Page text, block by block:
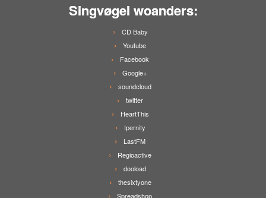
Singvøgel woanders:
CD Baby
Youtube
Facebook
Google+
soundcloud
twitter
HeartThis
Ipernity
LastFM
Regioactive
dooload
thesixtyone
Spreadshop